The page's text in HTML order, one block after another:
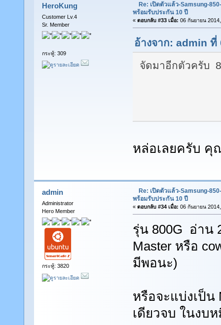
HeroKung
Customer Lv.4
Sr. Member
กระทู้: 309
Re: เปิดตัวแล้ว-Samsung-
พร้อมรับประกัน 10 ปี
« ตอบกลับ #33 เมื่อ: 06 กันยายน
อ้างจาก: admin ที่
จัดมาอีกตัวครับ
หล่อเลยครับ คุ
admin
Administrator
Hero Member
กระทู้: 3820
Re: เปิดตัวแล้ว-Samsung-
พร้อมรับประกัน 10 ปี
« ตอบกลับ #34 เมื่อ: 06 กันยายน
รุ่น 800G อ่าน
Master หรือ
มีพอนะ)
หรือจะแบ่งเป็น
เดียวจบ ในงบ